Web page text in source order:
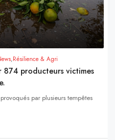
,Résilience & Agri
874 producteurs victimes
par plusieurs tempêtes